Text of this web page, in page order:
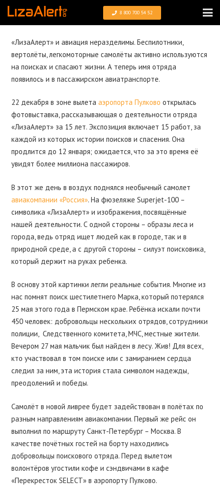
8 800 700 54 52
«ЛизаАлерт» и авиация неразделимы. Беспилотники,
вертолёты, легкомоторные самолёты активно используются
на поисках и спасают жизни. А теперь имя отряда
появилось и в пассажирском авиатранспорте.
22 декабря в зоне вылета аэропорта Пулково открылась
фотовыставка, рассказывающая о деятельности отряда
«ЛизаАлерт» за 15 лет. Экспозиция включает 15 работ, за
каждой из которых истории поисков и спасения. Она
продлится до 12 января; ожидается, что за это время её
увидят более миллиона пассажиров.
В этот же день в воздух поднялся необычный самолет
авиакомпании «Россия».На фюзеляже Superjet-100 –
символика «ЛизаАлерт» и изображения, посвящённые
нашей деятельности. С одной стороны – образы леса и
города, ведь отряд ищет людей как в городе, так и в
природной среде, а с другой стороны – силуэт поисковика,
который держит на руках ребенка.
В основу этой картинки легли реальные события. Многие из
нас помнят поиск шестилетнего Марка, который потерялся
25 мая этого года в Пермском крае. Ребёнка искали почти
450 человек: добровольцы нескольких отрядов, сотрудники
полиции, Следственного комитета, МЧС, местные жители.
Вечером 27 мая мальчик был найден в лесу. Жив! Для всех,
кто участвовал в том поиске или с замиранием сердца
следил за ним, эта история стала символом надежды,
преодолений и победы.
Самолёт в новой ливрее будет задействован в полётах по
разным направлениям авиакомпании. Первый же рейс он
выполнил по маршруту Санкт-Петербург – Москва. В
качестве почётных гостей на борту находились
добровольцы поискового отряда. Перед вылетом
волонтёров угостили кофе и сэндвичами в кафе
«Перекресток SELECT» в аэропорту Пулково.